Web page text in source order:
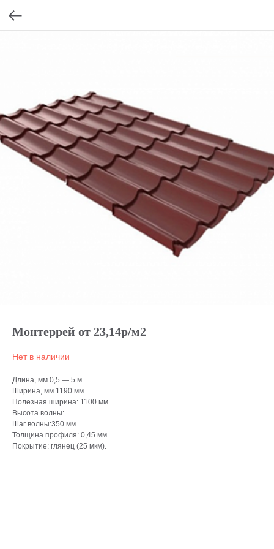
Монтеррей от 23,14р/м2
Нет в наличии
Длина, мм 0,5 — 5 м.
Ширина, мм 1190 мм
Полезная ширина: 1100 мм.
Высота волны:
Шаг волны:350 мм.
Толщина профиля: 0,45 мм.
Покрытие: глянец (25 мкм).